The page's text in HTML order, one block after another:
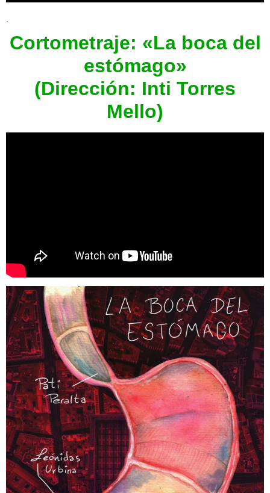
.
Cortometraje: «La boca del
estómago»
(Dirección: Inti Torres
Mello)